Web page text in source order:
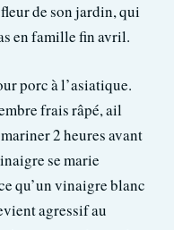
de son jardin, qui
en famille fin avril.
porc à l’asiatique.
frais râpé, ail
2 heures avant
se marie
qu’un vinaigre blanc
agressif au